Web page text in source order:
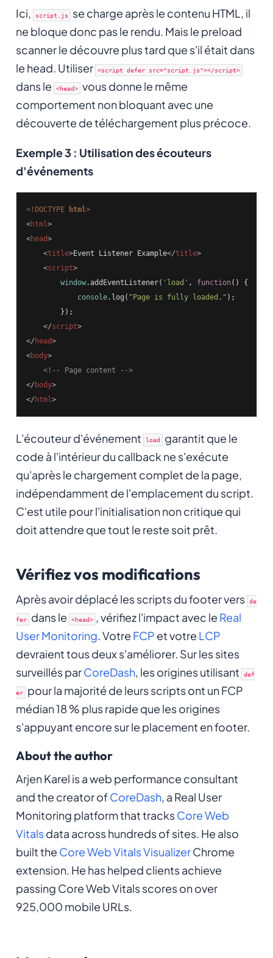
Ici, script.js se charge après le contenu HTML, il
ne bloque donc pas le rendu. Mais le preload
scanner le découvre plus tard que s'il était dans
le head. Utiliser <script defer src="script.js"></script>
dans le <head> vous donne le même
comportement non bloquant avec une
découverte de téléchargement plus précoce.
Exemple 3 : Utilisation des écouteurs
d'événements
<!DOCTYPE html>
<html>
<head>
<title>Event Listener Example</title>
<script>
window.addEventListener( 'load' , function( )
{
console.log( "Page is fully loaded." );
        });
</script>
</ head>
<body>
<!-- Page content -->
</ body>
</ html>
L'écouteur d'événement load garantit que le
code à l'intérieur du callback ne s'exécute
qu'après le chargement complet de la page,
indépendamment de l'emplacement du script.
C'est utile pour l'initialisation non critique qui
doit attendre que tout le reste soit prêt.
Vérifiez vos modifications
Après avoir déplacé les scripts du footer vers de
fer dans le <head> , vérifiez l'impact avec le Real
User Monitoring. Votre FCP et votre LCP
devraient tous deux s'améliorer. Sur les sites
surveillés parCoreDash, les origines utilisant def
er pour la majorité de leurs scripts ont un FCP
médian 18 % plus rapide que les origines
s'appuyant encore sur le placement en footer.
About the author
Arjen Karel is a web performance consultant
and the creator ofCoreDash, a Real User
Monitoring platform that tracksCore Web
Vitalsdata across hundreds of sites. He also
built the Core Web Vitals VisualizerChrome
extension. He has helped clients achieve
passing Core Web Vitals scores on over
925,000 mobile URLs.